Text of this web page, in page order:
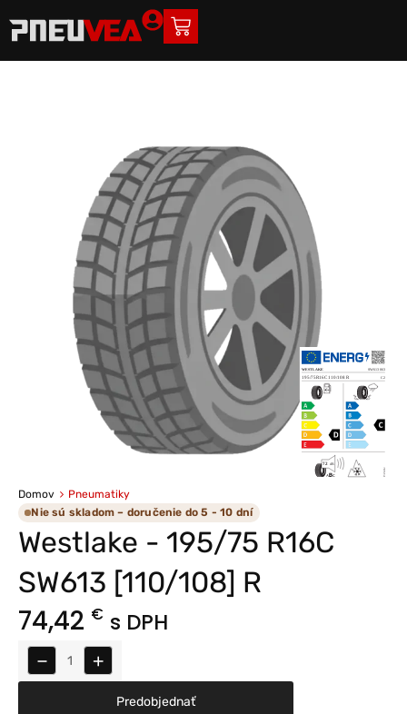
Domov
Pneumatiky
Nie sú skladom – doručenie do 5 - 10 dní
Westlake - 195/75 R16C
SW613 [110/108] R
74,42 € s DPH
− +
Predobjednať